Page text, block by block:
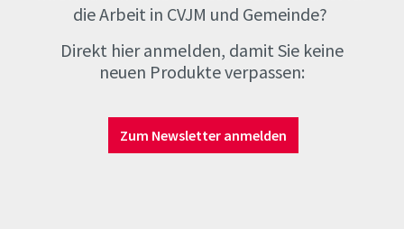
die Arbeit in CVJM und Gemeinde?
Direkt hier anmelden, damit Sie keine
neuen Produkte verpassen:
Zum Newsletter anmelden